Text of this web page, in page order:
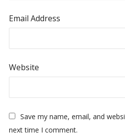
Email Address
Website
Save my name, email, and
next time I comment.